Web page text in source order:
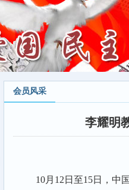
会员风采
李耀明
10月12日至15日，中